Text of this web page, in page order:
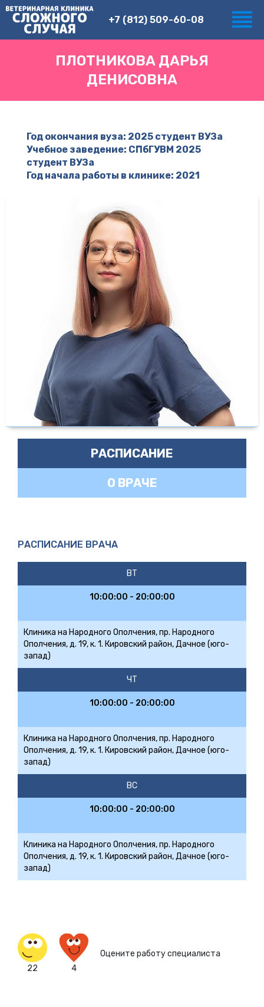
+7 (812) 509-60-08
ПЛОТНИКОВА ДАРЬЯ
ДЕНИСОВНА
Год окончания вуза: 2025 студент ВУЗа
Учебное заведение: СПбГУВМ 2025
студент ВУЗа
Год начала работы в клинике: 2021
РАСПИСАНИЕ
О ВРАЧЕ
РАСПИСАНИЕ ВРАЧА
ВТ
10:00:00 - 20:00:00
Клиника на Народного Ополчения, пр. Народного
Ополчения, д. 19, к. 1. Кировский район, Дачное (юго-
запад)
ЧТ
10:00:00 - 20:00:00
Клиника на Народного Ополчения, пр. Народного
Ополчения, д. 19, к. 1. Кировский район, Дачное (юго-
запад)
ВС
10:00:00 - 20:00:00
Клиника на Народного Ополчения, пр. Народного
Ополчения, д. 19, к. 1. Кировский район, Дачное (юго-
запад)
22 4
Оцените работу специалиста